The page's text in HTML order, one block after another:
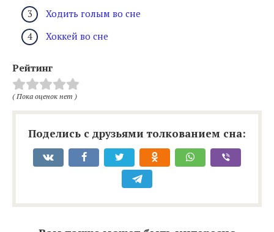
Ходить голым во сне
Хоккей во сне
Рейтинг
( Пока оценок нет )
Поделись с друзьями толкованием сна: